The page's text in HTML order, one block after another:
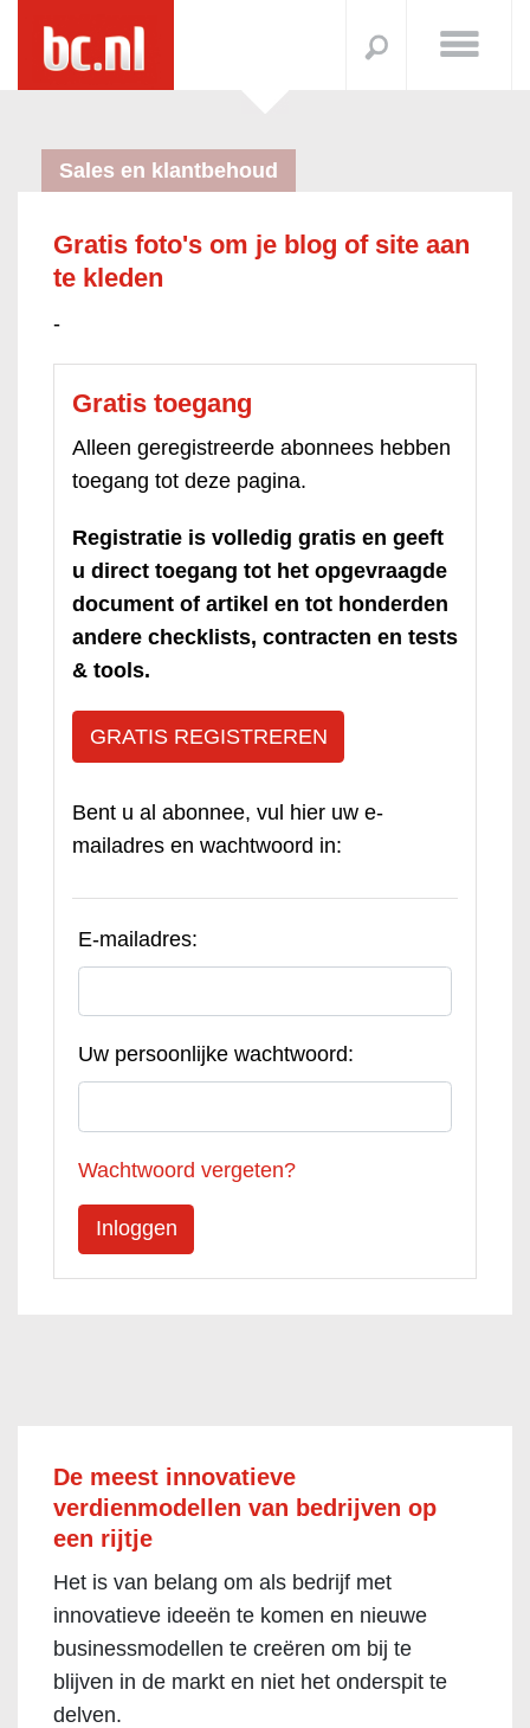
Sales en klantbehoud
Gratis foto's om je blog of site aan
te kleden
-
Gratis toegang
Alleen geregistreerde abonnees hebben
toegang tot deze pagina.
Registratie is volledig gratis en geeft
u direct toegang tot het opgevraagde
document of artikel en tot honderden
andere checklists, contracten en tests
& tools.
GRATIS REGISTREREN
Bent u al abonnee, vul hier uw e-
mailadres en wachtwoord in:
E-mailadres:
Uw persoonlijke wachtwoord:
Wachtwoord vergeten?
De meest innovatieve
verdienmodellen van bedrijven op
een rijtje
Het is van belang om als bedrijf met
innovatieve ideeën te komen en nieuwe
businessmodellen te creëren om bij te
blijven in de markt en niet het onderspit te
delven.